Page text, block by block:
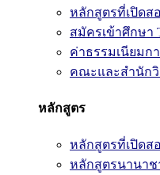
หลักสูตรที่เปิดส
สมัครเข้าศึกษา
ค่าธรรมเนียมก
คณะและสำนัก
หลักสูตร
หลักสูตรที่เปิดส
หลักสูตรนานาช